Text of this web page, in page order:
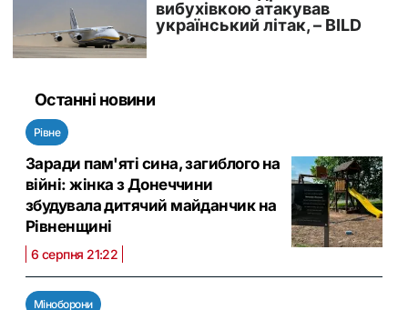
Останні новини
Рівне
Заради пам'яті сина, загиблого на
війні: жінка з Донеччини
збудувала дитячий майданчик на
Рівненщині
6 серпня 21:22
Міноборони